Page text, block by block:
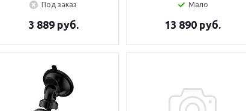
Под заказ
3 889 руб.
Мало
13 890 руб.